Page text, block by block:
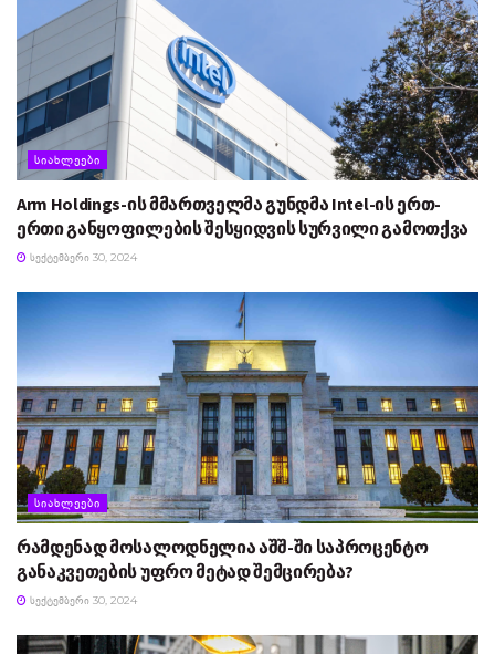
ᲡᲘᲐᲮᲚᲔᲔᲑᲘ
Arm Holdings-ის მმართველმა გუნდმა Intel-ის ერთ-
ერთი განყოფილების შესყიდვის სურვილი გამოთქვა
ᲡᲔᲥᲢᲔᲛᲑᲔᲠᲘ 30, 2024
ᲡᲘᲐᲮᲚᲔᲔᲑᲘ
რამდენად მოსალოდნელია აშშ-ში საპროცენტო
განაკვეთების უფრო მეტად შემცირება?
ᲡᲔᲥᲢᲔᲛᲑᲔᲠᲘ 30, 2024